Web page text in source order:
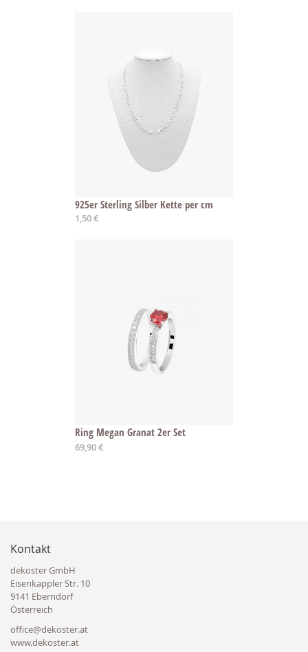
925er Sterling Silber Kette per cm
1,50 €
Ring Megan Granat 2er Set
Ab
69,90 €
Kontakt
dekoster GmbH
Eisenkappler Str. 10
9141 Eberndorf
Österreich
office@dekoster.at
www.dekoster.at